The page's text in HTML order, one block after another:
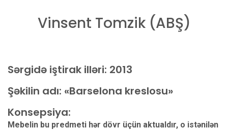
Vinsent Tomzik (ABŞ)
Sərgidə iştirak illəri: 2013
Şəkilin adı: «Barselona kreslosu»
Konsepsiya:
Mebelin bu predmeti hər dövr üçün aktualdır, o istənilən